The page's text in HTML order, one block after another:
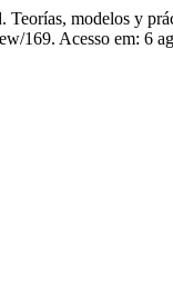
modelos y
169. Acesso em: 6